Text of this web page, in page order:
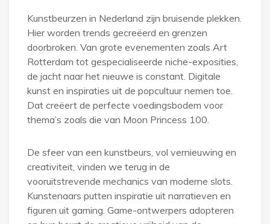
Kunstbeurzen in Nederland zijn bruisende plekken.
Hier worden trends gecreëerd en grenzen
doorbroken. Van grote evenementen zoals Art
Rotterdam tot gespecialiseerde niche-exposities,
de jacht naar het nieuwe is constant. Digitale
kunst en inspiraties uit de popcultuur nemen toe.
Dat creëert de perfecte voedingsbodem voor
thema’s zoals die van Moon Princess 100.
De sfeer van een kunstbeurs, vol vernieuwing en
creativiteit, vinden we terug in de
vooruitstrevende mechanics van moderne slots.
Kunstenaars putten inspiratie uit narratieven en
figuren uit gaming. Game-ontwerpers adopteren